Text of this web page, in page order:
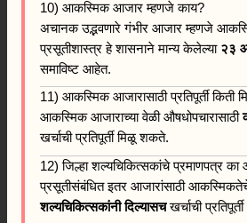
10) आकस्मिक आजार म्हणजे काय?
अचानक उद्भवणारे गंभीर आजार म्हणजे
प्रसूतीशास्त्र हे शासनाने मान्य केलेल्या २३
समाविष्ट आहेत.
11) आकस्मिक आजारासाठी प्रतिपूर्ती किती
आकस्मिक आजाराच्या वेळी औषधोपचारासाठी
खर्चाची प्रतिपूर्ती मिळू शकते.
12) जिल्हा शल्यचिकित्सकांचे प्रमाणपत्र
प्रसूतीसंबंधित इतर आजारांसाठी
शल्यचिकित्सकांनी दिल्यासचखर्चाची